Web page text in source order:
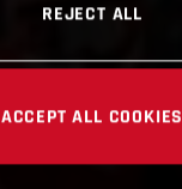
REJECT ALL
ACCEPT ALL COOKIES